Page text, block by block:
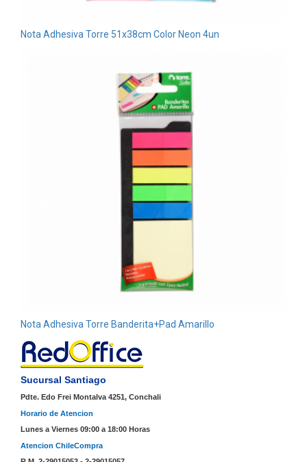
Nota Adhesiva Torre 51x38cm Color Neon 4un
Nota Adhesiva Torre Banderita+Pad Amarillo
Sucursal Santiago
Pdte. Edo Frei Montalva 4251, Conchali
Horario de Atencion
Lunes a Viernes 09:00 a 18:00 Horas
Atencion ChileCompra